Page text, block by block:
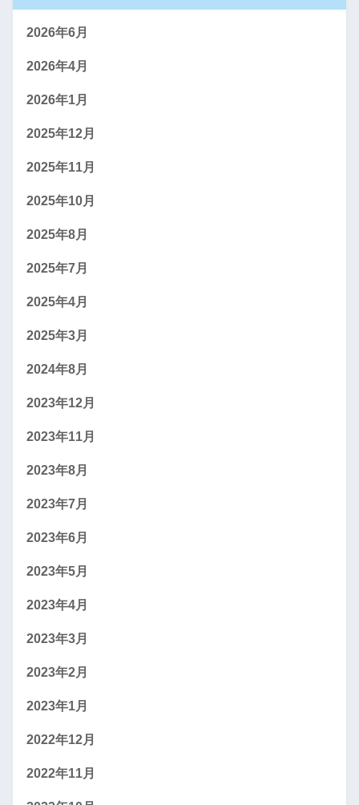
2026年6月
2026年4月
2026年1月
2025年12月
2025年11月
2025年10月
2025年8月
2025年7月
2025年4月
2025年3月
2024年8月
2023年12月
2023年11月
2023年8月
2023年7月
2023年6月
2023年5月
2023年4月
2023年3月
2023年2月
2023年1月
2022年12月
2022年11月